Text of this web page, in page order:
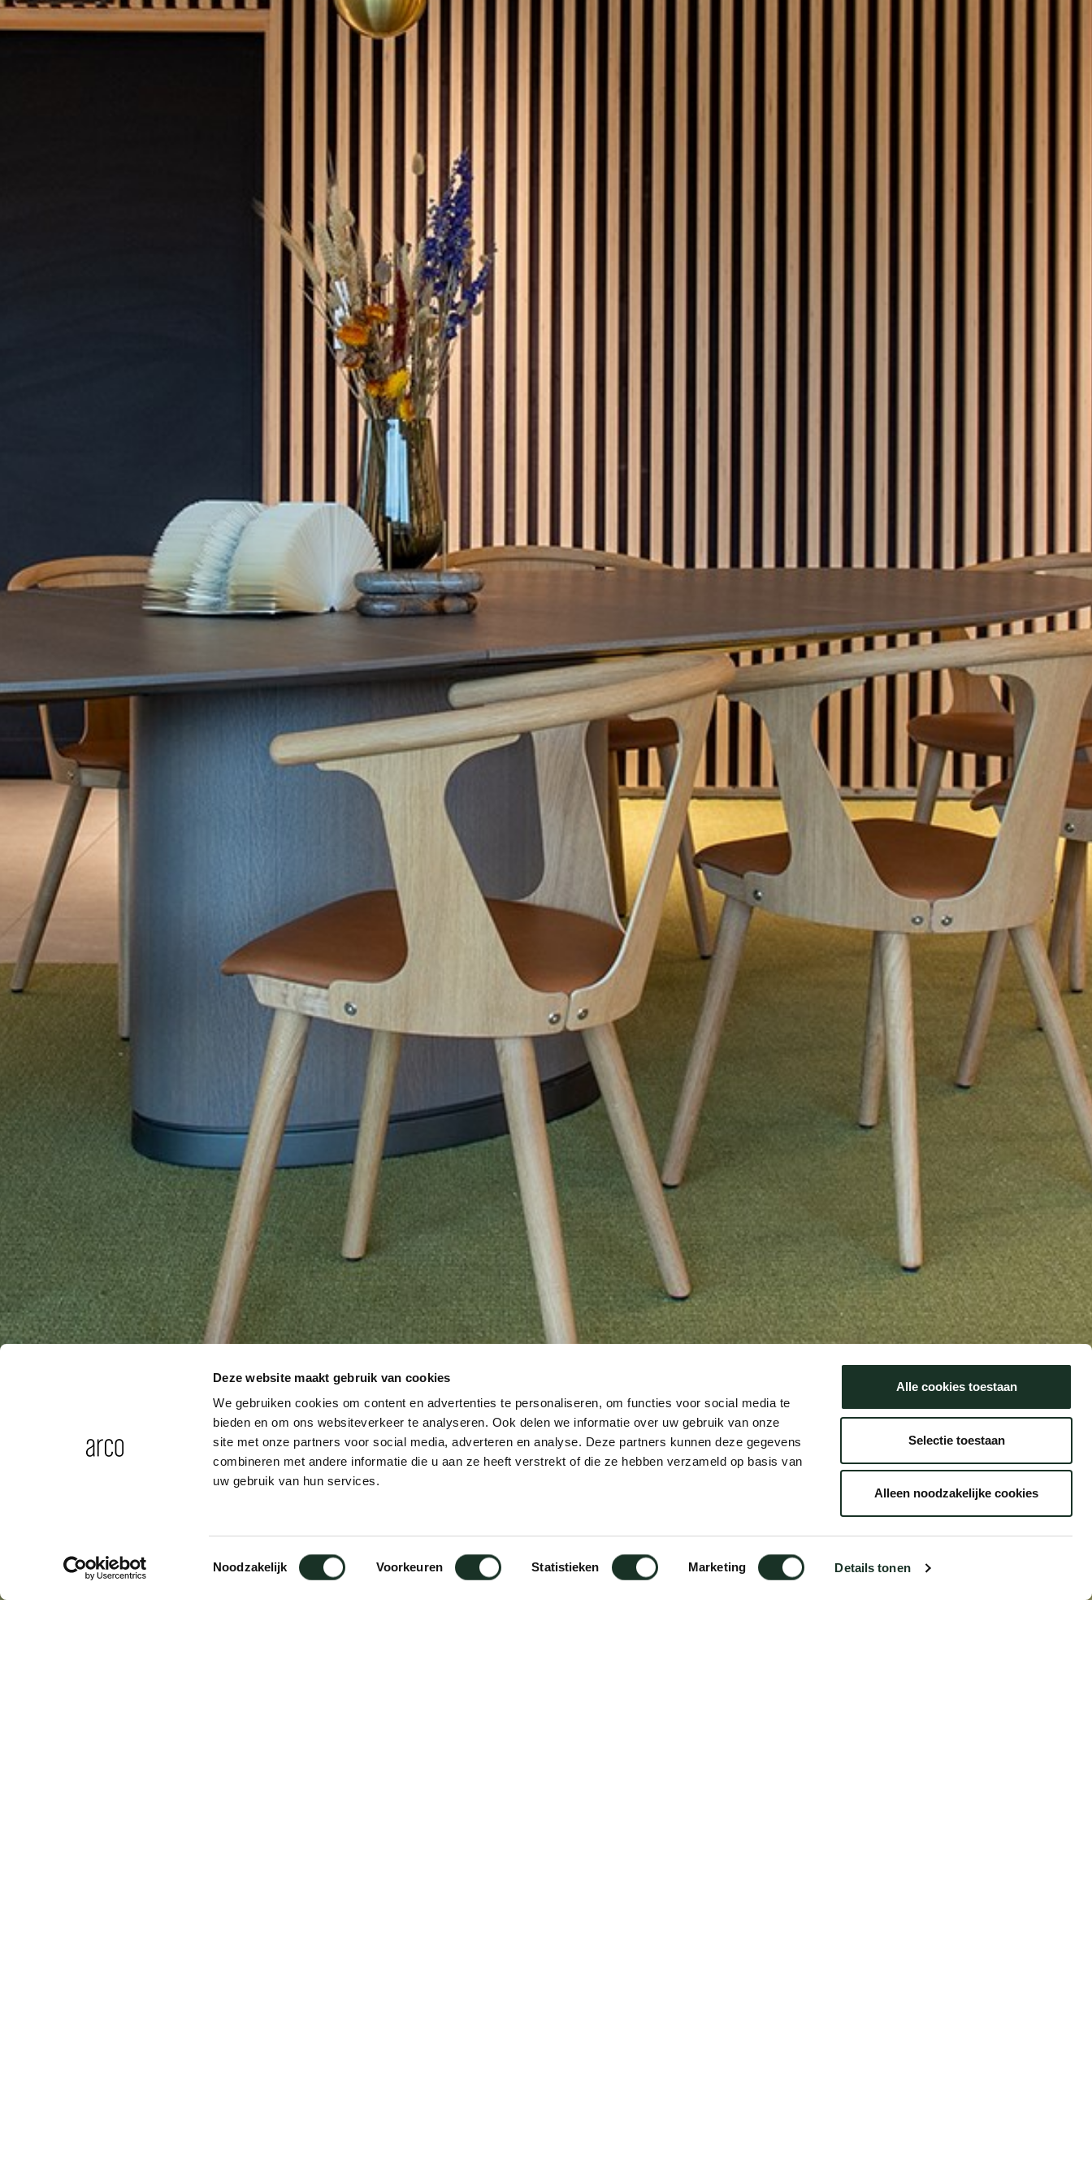
Deze website maakt gebruik van cookies
We gebruiken cookies om content en advertenties te personaliseren, om functies voor social media te
bieden en om ons websiteverkeer te analyseren. Ook delen we informatie over uw gebruik van onze
site met onze partners voor social media, adverteren en analyse. Deze partners kunnen deze gegevens
combineren met andere informatie die u aan ze heeft verstrekt of die ze hebben verzameld op basis van
uw gebruik van hun services.
Toestemmingsselectie
Noodzakelijk Voorkeuren Statistieken Marketing Details tonen
Alle cookies toestaan
Selectie toestaan
Alleen noodzakelijke cookies
willem van ast
karel boonzaaijer
miriam van der lubbe
burkhard vogtherr
arnold merckx
pierre mazairac
Our designers
Residence Stevensveld